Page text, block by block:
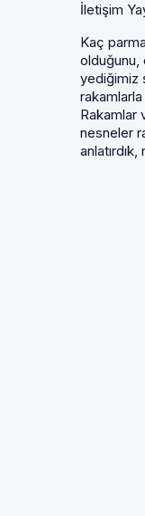
İletişim
Kaç
olduğunu,
yediğimiz
Rakamlar
nesneler
anlatırdık,